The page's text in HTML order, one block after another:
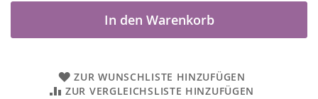
In den Warenkorb
ZUR WUNSCHLISTE HINZUFÜGEN
ZUR VERGLEICHSLISTE HINZUFÜGEN